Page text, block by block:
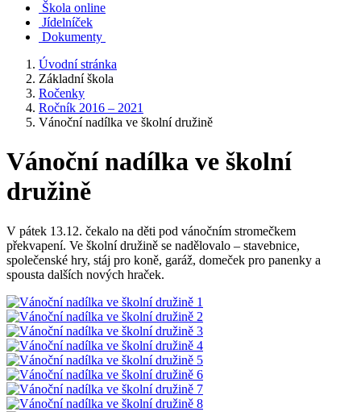
Škola online
Jídelníček
Dokumenty
Úvodní stránka
Základní škola
Ročenky
Ročník 2016 – 2021
Vánoční nadílka ve školní družině
Vánoční nadílka ve školní
družině
V pátek 13.12. čekalo na děti pod vánočním stromečkem
překvapení. Ve školní družině se nadělovalo – stavebnice,
společenské hry, stáj pro koně, garáž, domeček pro panenky a
spousta dalších nových hraček.